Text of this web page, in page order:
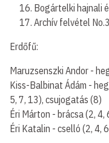
Bogártelki hajnali
Archív felvétel No.3
Erdőfű:
Maruzsenszki Andor -
Kiss-Balbinat Ádám -
5, 7, 13), csujogatás (8)
Éri Márton - brácsa (2, 4,
Éri Katalin - cselló (2, 4,